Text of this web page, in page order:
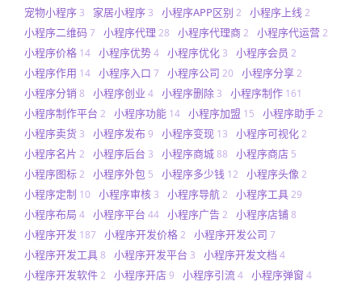
宠物小程序 3 家居小程序 3 小程序APP区别 2 小程序上线 2
小程序二维码7 小程序代理 28 小程序代理商2 小程序代运营2
小程序价格 14 小程序优势4 小程序优化 3 小程序会员 2
小程序作用 14 小程序入口 7 小程序公司 20 小程序分享2
小程序分销 8 小程序创业 4 小程序删除 3 小程序制作 161
小程序制作平台 2 小程序功能 14 小程序加盟 15 小程序助手2
小程序卖货 3 小程序发布9 小程序变现 13 小程序可视化2
小程序名片 2 小程序后台 3 小程序商城88 小程序商店 5
小程序图标2 小程序外包 5 小程序多少钱 12 小程序头像 2
小程序定制 10 小程序审核 3 小程序导航2 小程序工具29
小程序布局 4 小程序平台 44 小程序广告2 小程序店铺8
小程序开发 187 小程序开发价格2 小程序开发公司 7
小程序开发工具8 小程序开发平台 3 小程序开发文档 4
小程序开发软件2 小程序开店9 小程序引流4 小程序弹窗 4